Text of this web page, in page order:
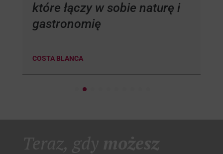
które łączy w sobie naturę i
gastronomię
COSTA BLANCA